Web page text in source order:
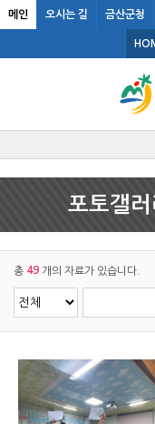
메인 오시는 길 금산군청
포토갤
총 49 개의 자료가 있습니다.